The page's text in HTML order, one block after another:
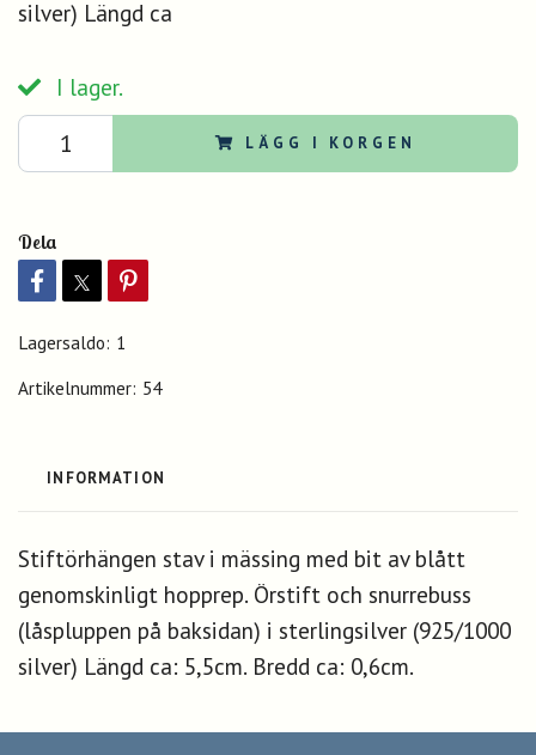
silver) Längd ca
I lager.
LÄGG I KORGEN
Dela
Lagersaldo: 1
Artikelnummer: 54
INFORMATION
Stiftörhängen stav i mässing med bit av blått
genomskinligt hopprep. Örstift och snurrebuss
(låspluppen på baksidan) i sterlingsilver (925/1000
silver) Längd ca: 5,5cm. Bredd ca: 0,6cm.